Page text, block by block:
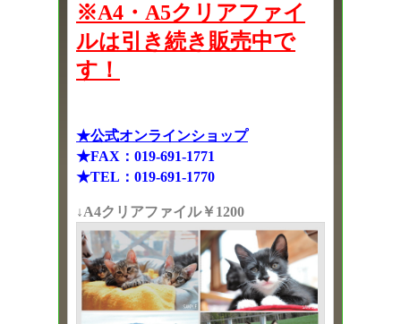
※A4・A5クリアファイ
ルは引き続き販売中で
す！
★公式オンラインショップ
★FAX：019-691-1771
★TEL：019-691-1770
↓A4クリアファイル￥1200